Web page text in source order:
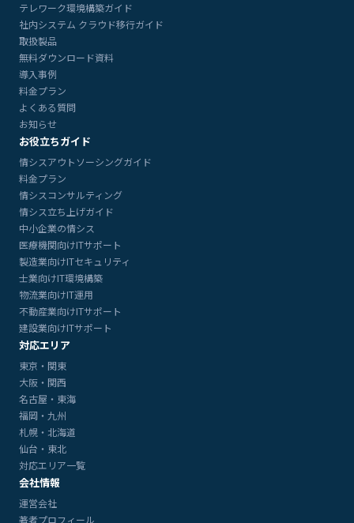
テレワーク環境構築ガイド
社内システム クラウド移行ガイド
取扱製品
無料ダウンロード資料
導入事例
料金プラン
よくある質問
お知らせ
お役立ちガイド
情シスアウトソーシングガイド
料金プラン
情シスコンサルティング
情シス立ち上げガイド
中小企業の情シス
医療機関向けITサポート
製造業向けITセキュリティ
士業向けIT環境構築
物流業向けIT運用
不動産業向けITサポート
建設業向けITサポート
対応エリア
東京・関東
大阪・関西
名古屋・東海
福岡・九州
札幌・北海道
仙台・東北
対応エリア一覧
会社情報
運営会社
著者プロフィール